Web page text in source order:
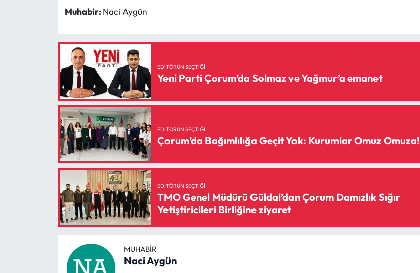
Muhabir: Naci Aygün
EDITÖRÜN SEÇTIĞI
Yeni Parti Çorum’da Solmaz ve Yağmur’a emanet
EDITÖRÜN SEÇTIĞI
Çorum’da Bağımlılığa Geçit Yok: Kurumlar Omuz Omuza!
EDITÖRÜN SEÇTIĞI
TMO Genel Müdürü Güldal’dan Çorum Damızlık Sığır
Yetiştiricileri Birliğine ziyaret
MUHABIR
Naci Aygün